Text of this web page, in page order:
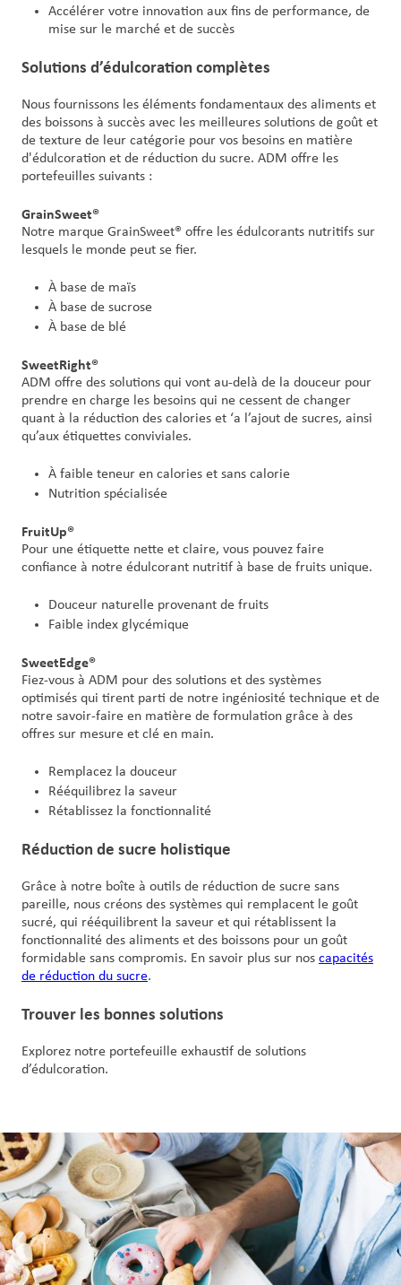
Accélérer votre innovation aux fins de performance, de
mise sur le marché et de succès
Solutions d’édulcoration complètes
Nous fournissons les éléments fondamentaux des aliments et
des boissons à succès avec les meilleures solutions de goût et
de texture de leur catégorie pour vos besoins en matière
d'édulcoration et de réduction du sucre. ADM offre les
portefeuilles suivants :
GrainSweet®
Notre marque GrainSweet® offre les édulcorants nutritifs sur
lesquels le monde peut se fier.
À base de maïs
À base de sucrose
À base de blé
SweetRight®
ADM offre des solutions qui vont au-delà de la douceur pour
prendre en charge les besoins qui ne cessent de changer
quant à la réduction des calories et ‘a l’ajout de sucres, ainsi
qu’aux étiquettes conviviales.
À faible teneur en calories et sans calorie
Nutrition spécialisée
FruitUp®
Pour une étiquette nette et claire, vous pouvez faire
confiance à notre édulcorant nutritif à base de fruits unique.
Douceur naturelle provenant de fruits
Faible index glycémique
SweetEdge®
Fiez-vous à ADM pour des solutions et des systèmes
optimisés qui tirent parti de notre ingéniosité technique et de
notre savoir-faire en matière de formulation grâce à des
offres sur mesure et clé en main.
Remplacez la douceur
Rééquilibrez la saveur
Rétablissez la fonctionnalité
Réduction de sucre holistique
Grâce à notre boîte à outils de réduction de sucre sans
pareille, nous créons des systèmes qui remplacent le goût
sucré, qui rééquilibrent la saveur et qui rétablissent la
fonctionnalité des aliments et des boissons pour un goût
formidable sans compromis. En savoir plus sur nos capacités
de réduction du sucre.
Trouver les bonnes solutions
Explorez notre portefeuille exhaustif de solutions
d’édulcoration.